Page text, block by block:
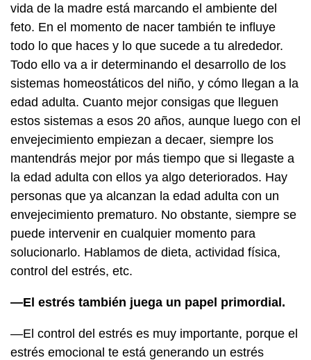
vida de la madre está marcando el ambiente del
feto. En el momento de nacer también te influye
todo lo que haces y lo que sucede a tu alrededor.
Todo ello va a ir determinando el desarrollo de los
sistemas homeostáticos del niño, y cómo llegan a la
edad adulta. Cuanto mejor consigas que lleguen
estos sistemas a esos 20 años, aunque luego con el
envejecimiento empiezan a decaer, siempre los
mantendrás mejor por más tiempo que si llegaste a
la edad adulta con ellos ya algo deteriorados. Hay
personas que ya alcanzan la edad adulta con un
envejecimiento prematuro. No obstante, siempre se
puede intervenir en cualquier momento para
solucionarlo. Hablamos de dieta, actividad física,
control del estrés, etc.
—El estrés también juega un papel primordial.
—El control del estrés es muy importante, porque el
estrés emocional te está generando un estrés